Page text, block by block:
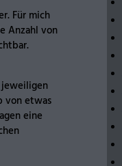
Für mich
Anzahl von
jeweiligen
von etwas
eine